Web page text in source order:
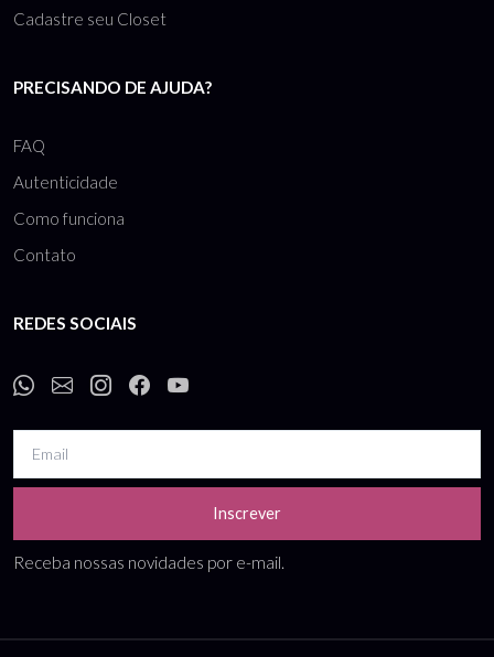
Cadastre seu Closet
PRECISANDO DE AJUDA?
FAQ
Autenticidade
Como funciona
Contato
REDES SOCIAIS
Inscrever
Receba nossas novidades por e-mail.